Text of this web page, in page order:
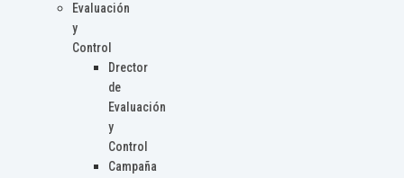
Evaluación
y
Control
Drector
de
Evaluación
y
Control
Campaña